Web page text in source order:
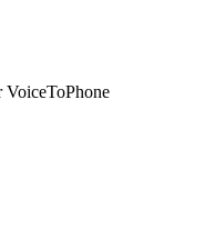
VoiceToPhone